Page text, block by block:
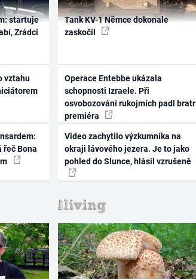
startuje
Zrádci
vztahu
řeč Bona
Tank KV-1 Němce dokonale
zaskočil
Operace Entebbe ukázala
schopnosti Izraele. Při
osvobozování rukojmích padl bratr
premiéra
Video zachytilo výzkumníka na
okraji lávového jezera. Je to jako
pohled do Slunce, hlásil vzrušeně